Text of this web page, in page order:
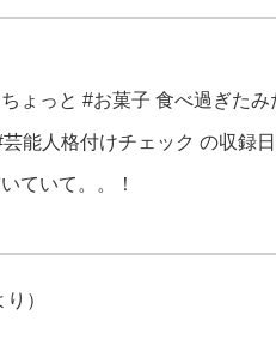
ょっと #お菓子 食べ過ぎた
能人格付けチェック の収録
ていて。。！
）